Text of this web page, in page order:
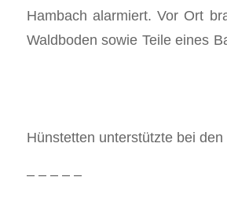
Hambach alarmiert. Vor Ort
Waldboden sowie Teile
Die
Hünstetten unterstützte bei
– – – – –